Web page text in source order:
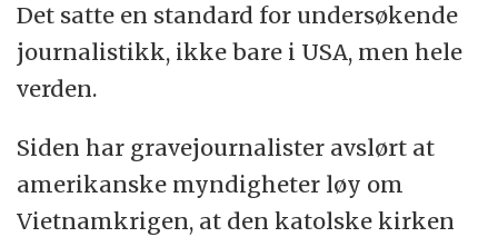
Det satte en standard for undersøkende
journalistikk, ikke bare i USA, men hele
verden.
Siden har gravejournalister avslørt at
amerikanske myndigheter løy om
Vietnamkrigen, at den katolske kirken